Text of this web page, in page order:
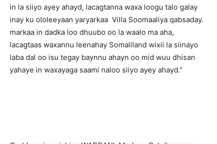
in la siiyo ayey ahayd, lacagtanna waxa loogu talo galay
inay ku ololeeyaan yaryarkaa Villa Soomaaliya qabsaday.
markaa in dadka loo dhuubo oo la waalo ma aha,
lacagtaas waxannu leenahay Somaliland wixii la siinayo
laba dal oo isu tegay baynnu ahayn oo mid wuu dhisan
yahaye in waxayaga saami naloo siiyo ayey ahayd.”